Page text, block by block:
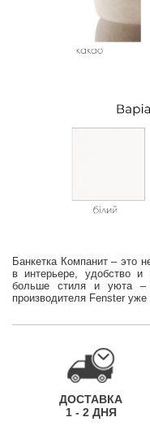
Банкетка Компанит – это
в интерьере, удобство
больше стиля и уюта –
производителя Fenster
ДОСТАВКА
1 - 2 ДНЯ